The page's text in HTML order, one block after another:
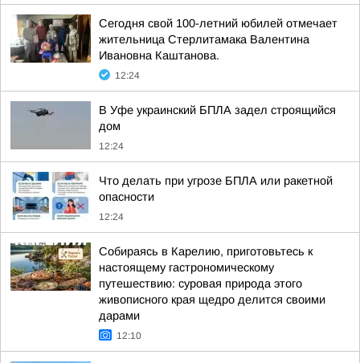
Сегодня свой 100-летний юбилей отмечает
жительница Стерлитамака Валентина
Ивановна Каштанова.
12:24
В Уфе украинский БПЛА задел строящийся
дом
12:24
Что делать при угрозе БПЛА или ракетной
опасности
12:24
Собираясь в Карелию, приготовьтесь к
настоящему гастрономическому
путешествию: суровая природа этого
живописного края щедро делится своими
дарами
12:10